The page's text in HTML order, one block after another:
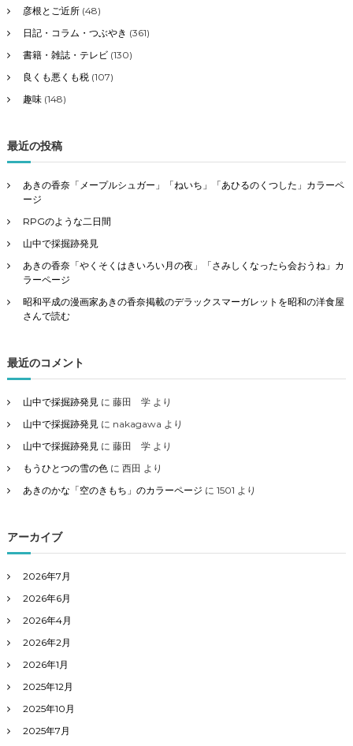
彦根とご近所(48)
日記・コラム・つぶやき (361)
書籍・雑誌・テレビ(130)
良くも悪くも税(107)
趣味(148)
最近の投稿
あきの香奈「メープルシュガー」「ねいち」「あひるのくつした」カラーペ
ージ
RPGのような二日間
山中で採掘跡発見
あきの香奈「やくそくはきいろい月の夜」「さみしくなったら会おうね」カ
ラーページ
昭和平成の漫画家あきの香奈掲載のデラックスマーガレットを昭和の洋食屋
さんで読む
最近のコメント
山中で採掘跡発見に 藤田 学より
山中で採掘跡発見に nakagawa より
山中で採掘跡発見に 藤田 学より
もうひとつの雪の色に 西田 より
あきのかな「空のきもち」のカラーページ に 1501 より
アーカイブ
2026年7月
2026年6月
2026年4月
2026年2月
2026年1月
2025年12月
2025年10月
2025年7月